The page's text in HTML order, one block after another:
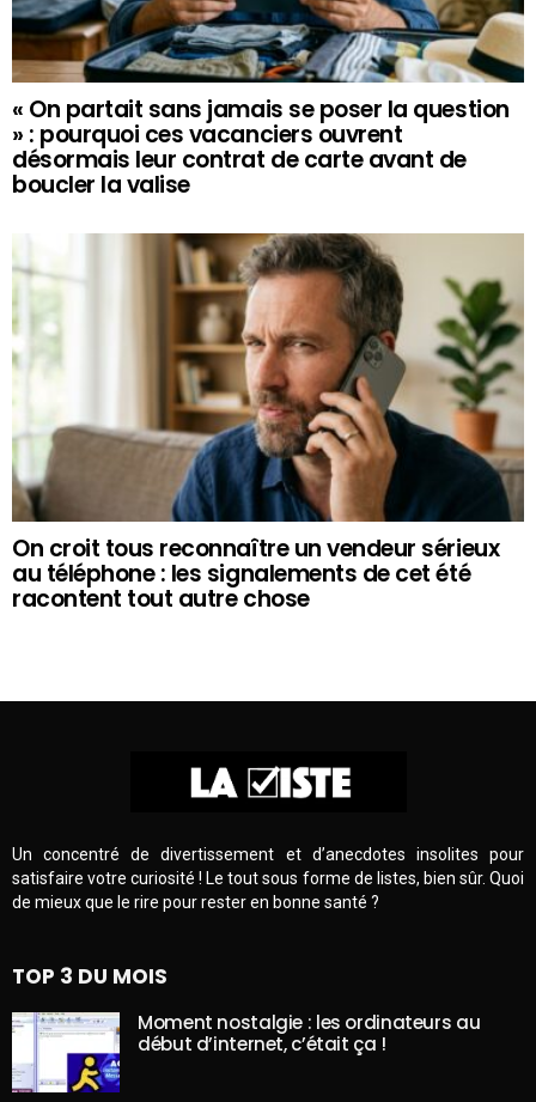
« On partait sans jamais se poser la question
» : pourquoi ces vacanciers ouvrent
désormais leur contrat de carte avant de
boucler la valise
On croit tous reconnaître un vendeur sérieux
au téléphone : les signalements de cet été
racontent tout autre chose
Un concentré de divertissement et d’anecdotes insolites pour
satisfaire votre curiosité ! Le tout sous forme de listes, bien sûr. Quoi
de mieux que le rire pour rester en bonne santé ?
TOP 3 DU MOIS
Moment nostalgie : les ordinateurs au
début d’internet, c’était ça !